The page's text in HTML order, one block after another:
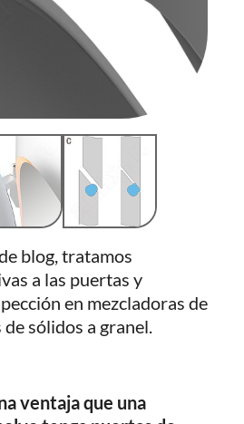
blog, tratamos
a las puertas y
en mezcladoras de
sólidos a granel.
ventaja que una